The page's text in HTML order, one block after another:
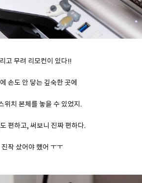
고 무려 리모컨이 있다!!
손도 안 닿는 깊숙한 곳에
위치 본체를 놓을 수 있었지.
편하고, 써보니 진짜 편하다.
진작 샀어야 했어 ㅜㅜ